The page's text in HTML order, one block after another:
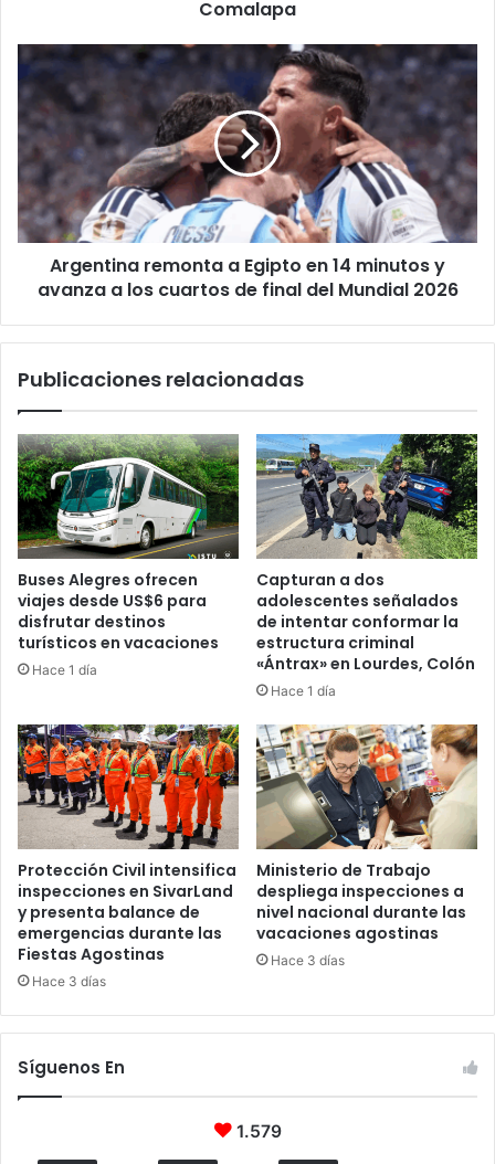
Comalapa
Comalapa
Argentina
remonta
a
Egipto
en
14
minutos
y
avanza
del
Argentina remonta a Egipto en 14 minutos y
avanza a los cuartos de final del Mundial 2026
Publicaciones relacionadas
Buses Alegres ofrecen
viajes desde US$6 para
disfrutar destinos
turísticos en vacaciones
Hace 1 día
Capturan a dos
adolescentes señalados
de intentar conformar la
estructura criminal
«Ántrax» en Lourdes, Colón
Hace 1 día
Protección Civil intensifica
inspecciones en SivarLand
y presenta balance de
emergencias durante las
Fiestas Agostinas
Hace 3 días
Ministerio de Trabajo
despliega inspecciones a
nivel nacional durante las
vacaciones agostinas
Hace 3 días
Síguenos En
1.579